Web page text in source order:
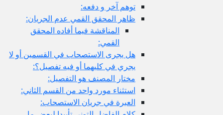
توهم آخر و دفعه:
ظاهر المحقق القمي عدم الجريان:
المناقشة فيما أفاده المحقق
القمي:
هل يجرى الاستصحاب في القسمين أو لا
يجري في كليهما أو فيه تفصيل؟:
مختار المصنف هو التفصيل:
استثناء مورد واحد من القسم الثاني:
العبرة في جريان الاستصحاب: